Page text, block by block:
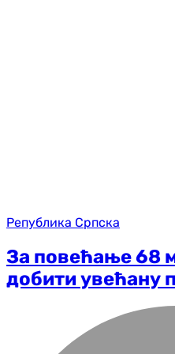
Република Српска
За повећање 68
добити увећану